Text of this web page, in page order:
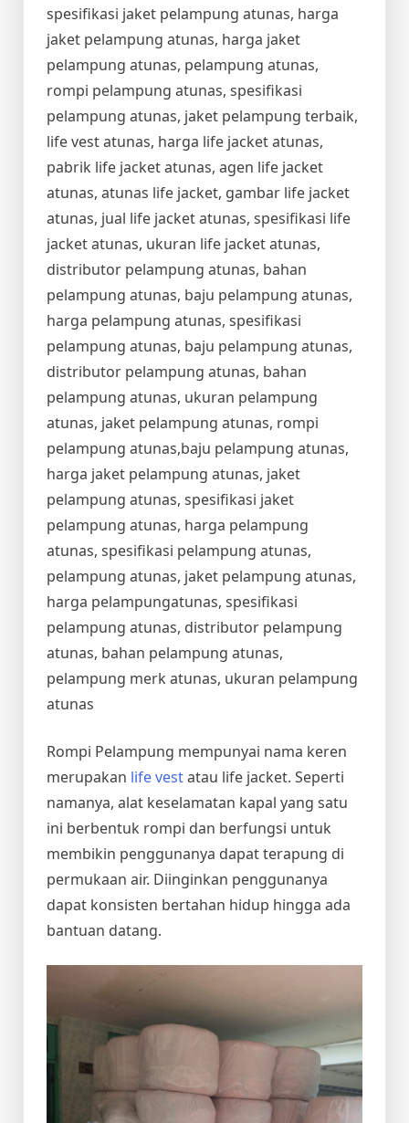
spesifikasi jaket pelampung atunas, harga
jaket pelampung atunas, harga jaket
pelampung atunas, pelampung atunas,
rompi pelampung atunas, spesifikasi
pelampung atunas, jaket pelampung terbaik,
life vest atunas, harga life jacket atunas,
pabrik life jacket atunas, agen life jacket
atunas, atunas life jacket, gambar life jacket
atunas, jual life jacket atunas, spesifikasi life
jacket atunas, ukuran life jacket atunas,
distributor pelampung atunas, bahan
pelampung atunas, baju pelampung atunas,
harga pelampung atunas, spesifikasi
pelampung atunas, baju pelampung atunas,
distributor pelampung atunas, bahan
pelampung atunas, ukuran pelampung
atunas, jaket pelampung atunas, rompi
pelampung atunas,baju pelampung atunas,
harga jaket pelampung atunas, jaket
pelampung atunas, spesifikasi jaket
pelampung atunas, harga pelampung
atunas, spesifikasi pelampung atunas,
pelampung atunas, jaket pelampung atunas,
harga pelampungatunas, spesifikasi
pelampung atunas, distributor pelampung
atunas, bahan pelampung atunas,
pelampung merk atunas, ukuran pelampung
atunas
Rompi Pelampung mempunyai nama keren
merupakan life vestatau life jacket. Seperti
namanya, alat keselamatan kapal yang satu
ini berbentuk rompi dan berfungsi untuk
membikin penggunanya dapat terapung di
permukaan air. Diinginkan penggunanya
dapat konsisten bertahan hidup hingga ada
bantuan datang.